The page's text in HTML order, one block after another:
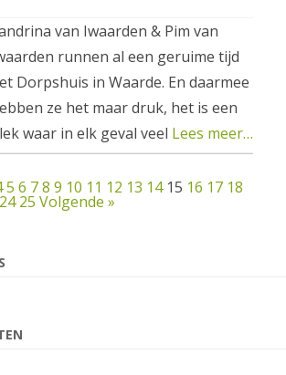
van Iwaarden & Pim van
runnen al een geruime tijd
Dorpshuis in Waarde. En daarmee
ze het maar druk, het is een
waar in elk geval veel Lees meer…
5 6 78 9 10 11 12 13 14 15 16 17 18
24 25 Volgende »